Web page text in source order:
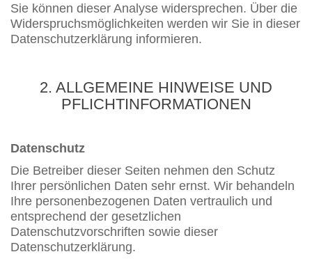
Sie können dieser Analyse widersprechen. Über die
Widerspruchsmöglichkeiten werden wir Sie in dieser
Datenschutzerklärung informieren.
2. ALLGEMEINE HINWEISE UND
PFLICHTINFORMATIONEN
Datenschutz
Die Betreiber dieser Seiten nehmen den Schutz
Ihrer persönlichen Daten sehr ernst. Wir behandeln
Ihre personenbezogenen Daten vertraulich und
entsprechend der gesetzlichen
Datenschutzvorschriften sowie dieser
Datenschutzerklärung.